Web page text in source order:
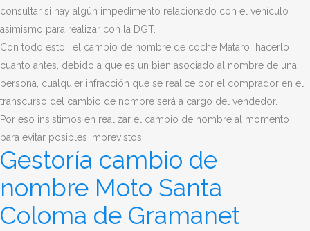
consultar si hay algún impedimento relacionado con el vehículo
asimismo para realizar con la DGT.
Con todo esto, el cambio de nombre de coche Mataro hacerlo
cuanto antes, debido a que es un bien asociado al nombre de una
persona, cualquier infracción que se realice por el comprador en el
transcurso del cambio de nombre será a cargo del vendedor.
Por eso insistimos en realizar el cambio de nombre al momento
para evitar posibles imprevistos.
Gestoría cambio de
nombre Moto Santa
Coloma de Gramanet